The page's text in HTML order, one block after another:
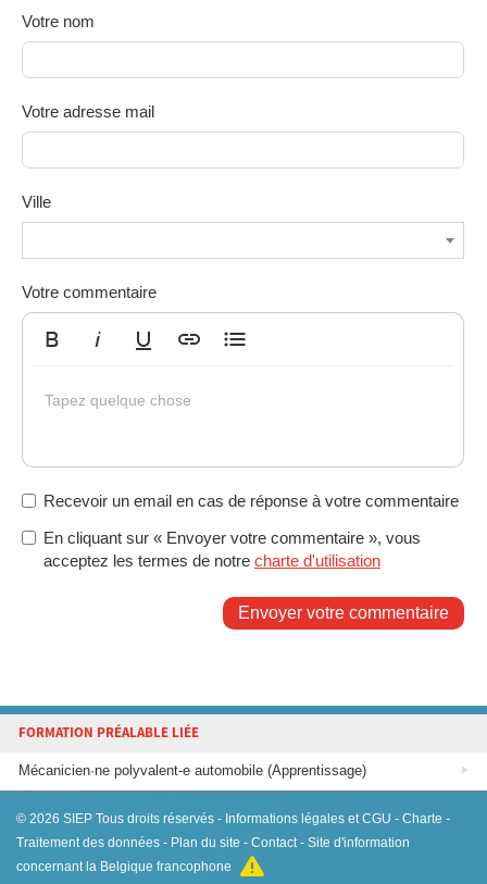
Votre nom
Votre adresse mail
Ville
Votre commentaire
Tapez quelque chose
Recevoir un email en cas de réponse à votre commentaire
En cliquant sur « Envoyer votre commentaire », vous
acceptez les termes de notre charte d'utilisation
Envoyer votre commentaire
FORMATION PRÉALABLE LIÉE
Mécanicien·ne polyvalent-e automobile (Apprentissage)
© 2026 SIEP Tous droits réservés - Informations légales et CGU - Charte -
Traitement des données - Plan du site - Contact - Site d'information
concernant la Belgique francophone